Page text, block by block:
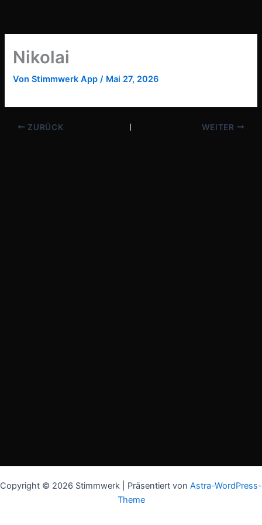
springen
Nikolai
VonStimmwerk App/ Mai 27, 2026
ZURÜCK WEITER
Copyright © 2026 Stimmwerk | Präsentiert von Astra-WordPress-
Theme